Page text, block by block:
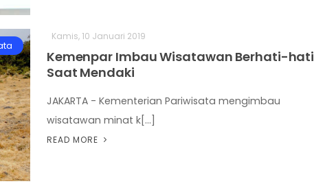
Kamis, 10 Januari 2019
Kemenpar Imbau Wisatawan Berhati-hati
Saat Mendaki
JAKARTA - Kementerian Pariwisata mengimbau
wisatawan minat k[...]
READ MORE